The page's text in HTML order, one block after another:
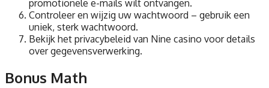
promotionele e-mails wilt ontvangen.
Controleer en wijzig uw wachtwoord – gebruik een
uniek, sterk wachtwoord.
Bekijk het privacybeleid van Nine casino voor details
over gegevensverwerking.
Bonus Math